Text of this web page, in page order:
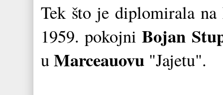
Tek što je diplomirala
1959. pokojniBojan
uMarceauovu "Jajetu".